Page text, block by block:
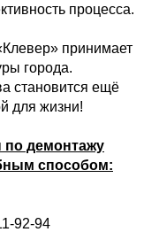
процесса.
принимает
города.
становится ещё
для жизни!
демонтажу
способом:
92-94